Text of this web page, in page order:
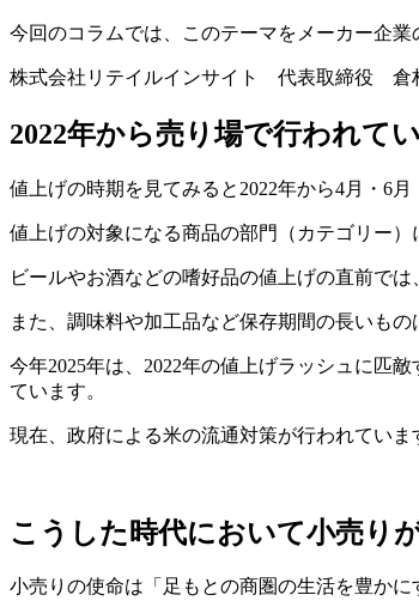
今回のコラムでは、このテーマをメーカー企
株式会社リテイルインサイト 代表取締役 倉
2022年から売り場で行われて
値上げの時期を見てみると2022年から4月・6
値上げの対象になる商品の部門（カテゴリー
ビールやお酒などの嗜好品の値上げの直前で
また、調味料や加工品など保存期間の長いも
今年2025年は、2022年の値上げラッシュに匹
ています。
現在、政府による米の流通対策が行われてい
こうした時代において小売り
小売りの使命は「足もとの商圏の生活を豊か